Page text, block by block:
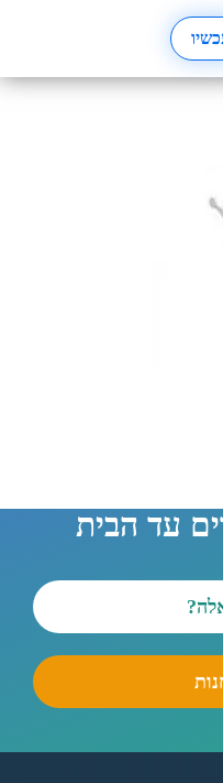
עד הבית